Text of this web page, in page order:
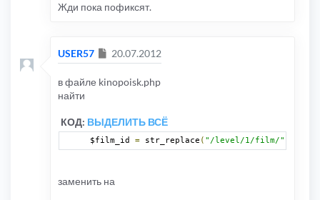
Жди пока пофиксят.
USER57 Сообщение
20.07.2012
в файле kinopoisk.php
найти
КОД: ВЫДЕЛИТЬ ВСЁ
$film_id = str_replace ( "/level/1/film/"
заменить на